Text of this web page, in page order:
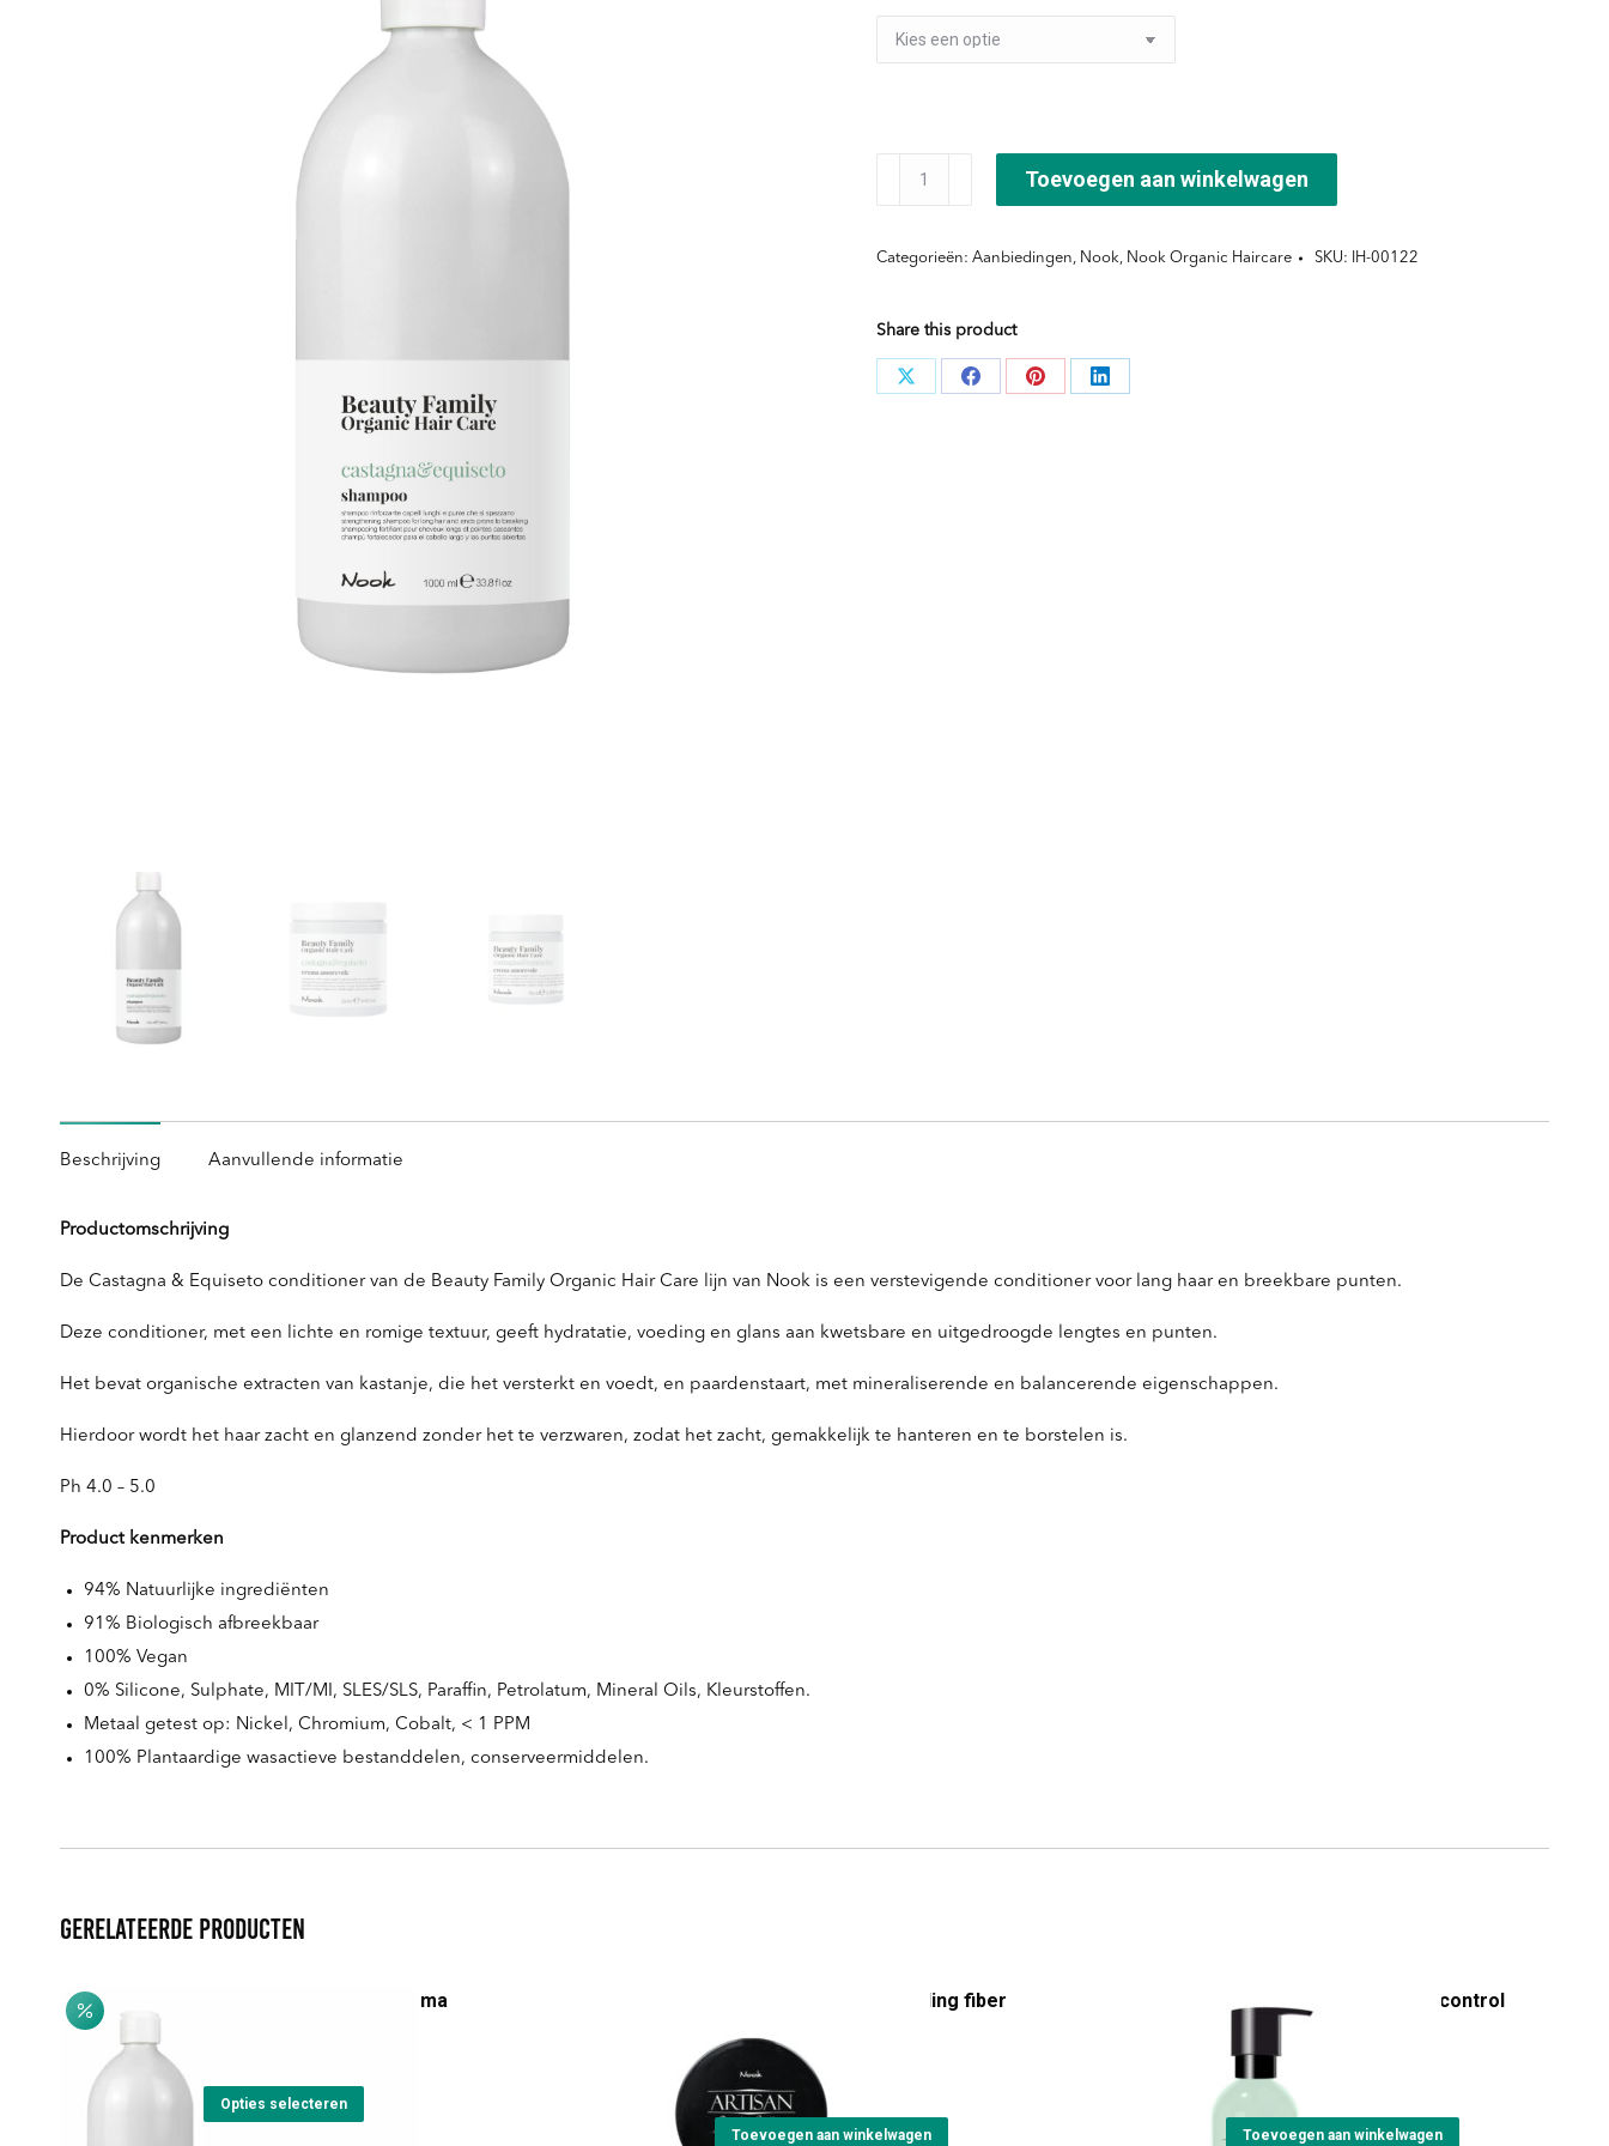
Castagna
Crema
Toevoegen aan winkelwagen
Categorieën: Aanbiedingen, Nook, Nook Organic Haircare SKU: IH-00122
Share this product
Deel
Deel
Deel
Deel
Beschrijving Aanvullende informatie
Productomschrijving
De Castagna & Equiseto conditioner van de Beauty Family Organic Hair Care lijn van Nook is een verstevigende conditioner voor lang haar en breekbare punten.
Deze conditioner, met een lichte en romige textuur, geeft hydratatie, voeding en glans aan kwetsbare en uitgedroogde lengtes en punten.
Het bevat organische extracten van kastanje, die het versterkt en voedt, en paardenstaart, met mineraliserende en balancerende eigenschappen.
Hierdoor wordt het haar zacht en glanzend zonder het te verzwaren, zodat het zacht, gemakkelijk te hanteren en te borstelen is.
Ph 4.0 – 5.0
Product kenmerken
94% Natuurlijke ingrediënten
91% Biologisch afbreekbaar
100% Vegan
0% Silicone, Sulphate, MIT/MI, SLES/SLS, Paraffin, Petrolatum, Mineral Oils, Kleurstoffen.
Metaal getest op: Nickel, Chromium, Cobalt, < 1 PPM
100% Plantaardige wasactieve bestanddelen, conserveermiddelen.
Gerelateerde producten
Basilico & Mandorla Crema
was:
is:
Opties selecteren
Artisan Top Gum modelling fiber
23,15
Toevoegen aan winkelwagen
Artisan Riccioletto curl control
Toevoegen aan winkelwagen